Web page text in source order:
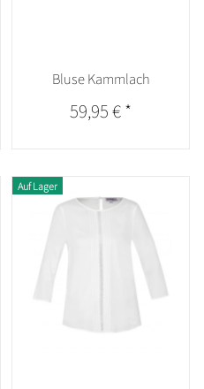
Bluse Kammlach
59,95 €*
Auf Lager